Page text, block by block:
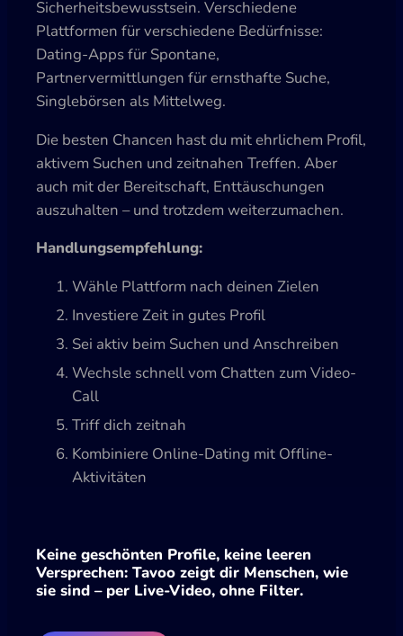
Sicherheitsbewusstsein. Verschiedene
Plattformen für verschiedene Bedürfnisse:
Dating-Apps für Spontane,
Partnervermittlungen für ernsthafte Suche,
Singlebörsen als Mittelweg.
Die besten Chancen hast du mit ehrlichem Profil,
aktivem Suchen und zeitnahen Treffen. Aber
auch mit der Bereitschaft, Enttäuschungen
auszuhalten – und trotzdem weiterzumachen.
Handlungsempfehlung:
Wähle Plattform nach deinen Zielen
Investiere Zeit in gutes Profil
Sei aktiv beim Suchen und Anschreiben
Wechsle schnell vom Chatten zum Video-
Call
Triff dich zeitnah
Kombiniere Online-Dating mit Offline-
Aktivitäten
Keine geschönten Profile, keine leeren
Versprechen: Tavoo zeigt dir Menschen, wie
sie sind – per Live-Video, ohne Filter.